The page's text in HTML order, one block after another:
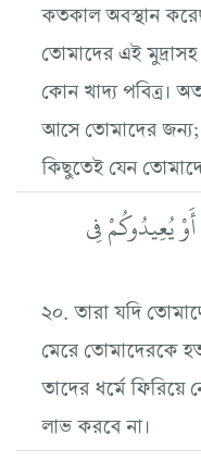
কতকাল অবস্থান
তোমাদের এই
কোন খাদ্য পবিত্র।
আসে তোমাদের জন্য;
কিছুতেই যেন
يُعِيدُوكُمْ فِي
২০. তারা যদি
মেরে তোমাদেরকে
তাদের ধর্মে ফিরিয়ে
লাভ করবে না।